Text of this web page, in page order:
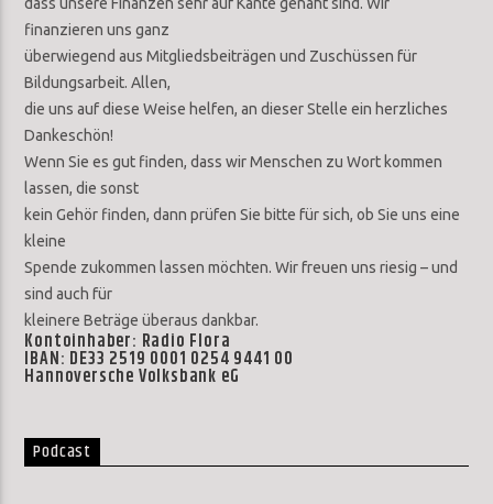
finanzieren uns ganz
überwiegend aus Mitgliedsbeiträgen und Zuschüssen für
Bildungsarbeit. Allen,
die uns auf diese Weise helfen, an dieser Stelle ein herzliches
Dankeschön!
Wenn Sie es gut finden, dass wir Menschen zu Wort kommen
lassen, die sonst
kein Gehör finden, dann prüfen Sie bitte für sich, ob Sie uns eine
kleine
Spende zukommen lassen möchten. Wir freuen uns riesig – und
sind auch für
kleinere Beträge überaus dankbar.
Kontoinhaber: Radio Flora
IBAN: DE33 2519 0001 0254 9441 00
Hannoversche Volksbank eG
Podcast